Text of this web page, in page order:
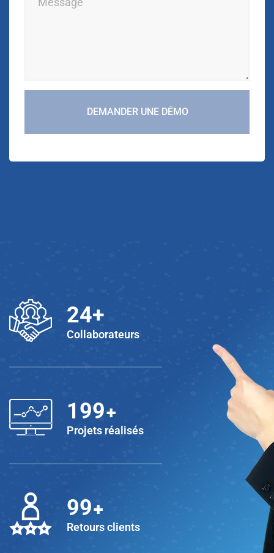
DEMANDER UNE DÉMO
25+
Collaborateurs
200+
Projets réalisés
100
Retours clients